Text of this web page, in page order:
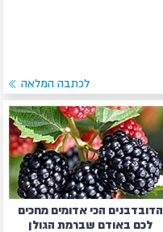
לכתבה המלאה
הדובדבנים הכי אדומים מחכים
לכם באודם שברמת הגולן